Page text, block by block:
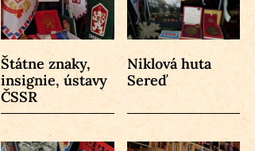
Štátne znaky,
insignie, ústavy
ČSSR
Niklová huta
Sereď